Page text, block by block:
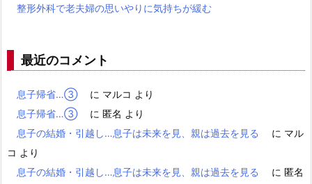
整形外科で老夫婦の思いやりに気持ちが緩む
最近のコメント
息子帰省…③ に マルコ より
息子帰省…③
に 匿名 より
息子の結婚・引越し…息子は未来を見、親は過去を見る
に マル
コ より
息子の結婚・引越し…息子は未来を見、親は過去を見る
に 匿名